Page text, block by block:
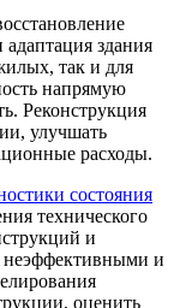
здания
так и для
напрямую
Реконструкция
улучшать
расходы.
состояния
технического
и
неэффективными и
оценить